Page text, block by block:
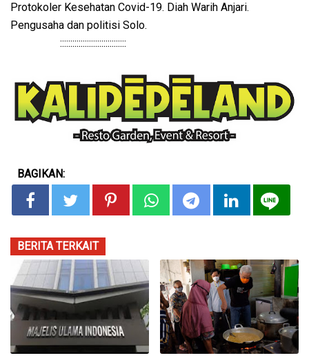
Protokoler Kesehatan Covid-19. Diah Warih Anjari.
Pengusaha dan politisi Solo.
::::::::::::::::::::::::::::::::
BAGIKAN:
BERITA TERKAIT